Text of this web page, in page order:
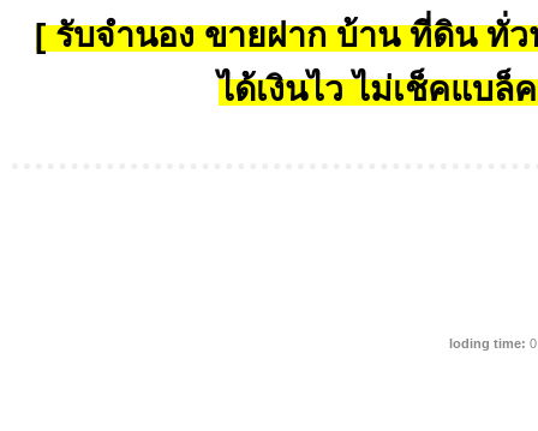
[ รับจำนอง ขายฝาก บ้าน ที่ดิน ทั่ว
ได้เงินไว ไม่เช็คแบล็
loding time: